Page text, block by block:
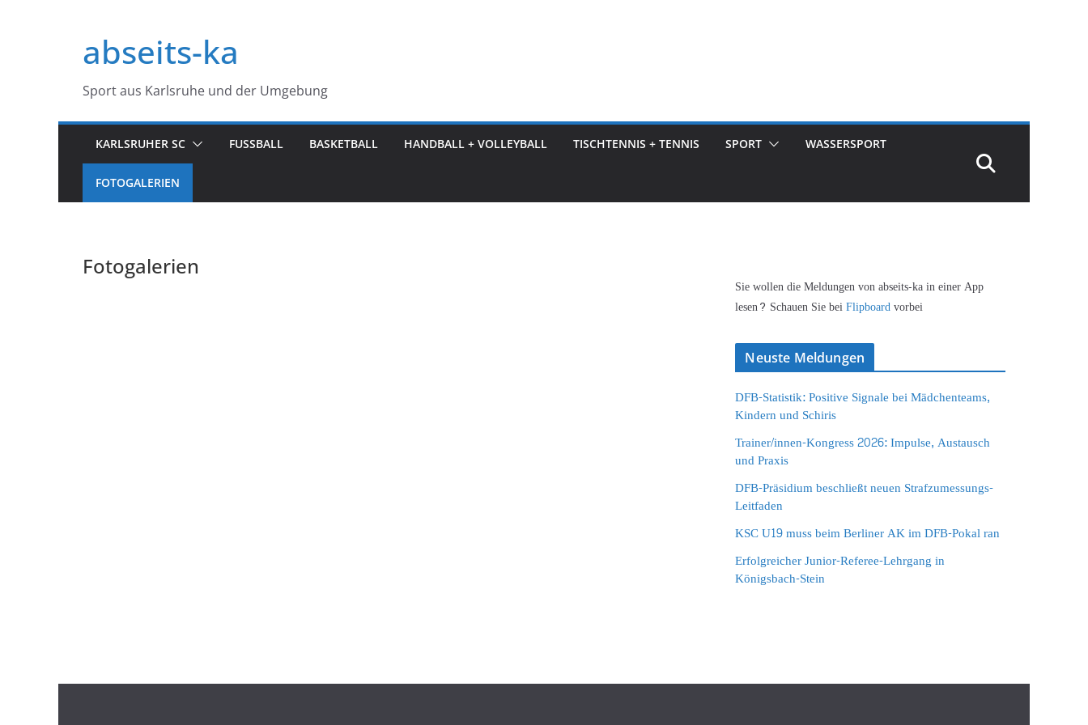
springenabseits-ka
Sport aus Karlsruhe und der Umgebung
KARLSRUHER SC FUSSBALL BASKETBALL HANDBALL + VOLLEYBALL TISCHTENNIS + TENNIS SPORT WASSERSPORT
FOTOGALERIEN
Fotogalerien
Sie wollen die Meldungen von abseits-ka in einer App
lesen? Schauen Sie beiFlipboardvorbei
Neuste Meldungen
DFB-Statistik: Positive Signale bei Mädchenteams,
Kindern und Schiris
Trainer/innen-Kongress 2026: Impulse, Austausch
und Praxis
DFB-Präsidium beschließt neuen Strafzumessungs-
Leitfaden
KSC U19 muss beim Berliner AK im DFB-Pokal ran
Erfolgreicher Junior-Referee-Lehrgang in
Königsbach-Stein